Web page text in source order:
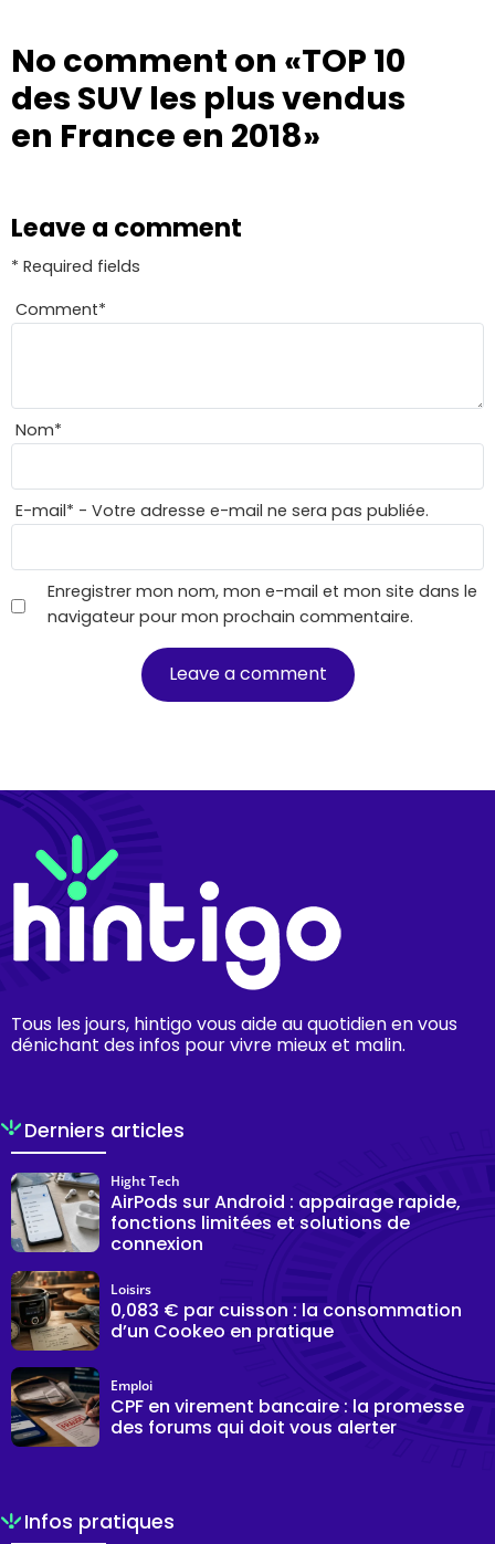
No comment on «TOP 10
des SUV les plus vendus
en France en 2018»
Leave a comment
* Required fields
Comment*
Nom*
E-mail* - Votre adresse e-mail ne sera pas publiée.
Enregistrer mon nom, mon e-mail et mon site dans le
navigateur pour mon prochain commentaire.
Tous les jours, hintigo vous aide au quotidien en vous
dénichant des infos pour vivre mieux et malin.
Derniers articles
AirPods sur Android : appairage rapide,
fonctions limitées et solutions de
connexion
Hight Tech
0,083 € par cuisson : la consommation
d’un Cookeo en pratique
Loisirs
CPF en virement bancaire : la promesse
des forums qui doit vous alerter
Emploi
Infos pratiques